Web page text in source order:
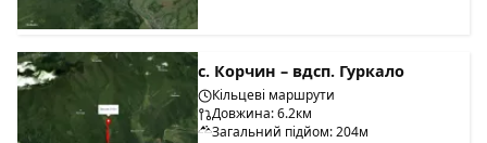
с. Корчин – вдсп. Гуркало
Кільцеві маршрути
Довжина: 6.2км
Загальний підйом: 204м